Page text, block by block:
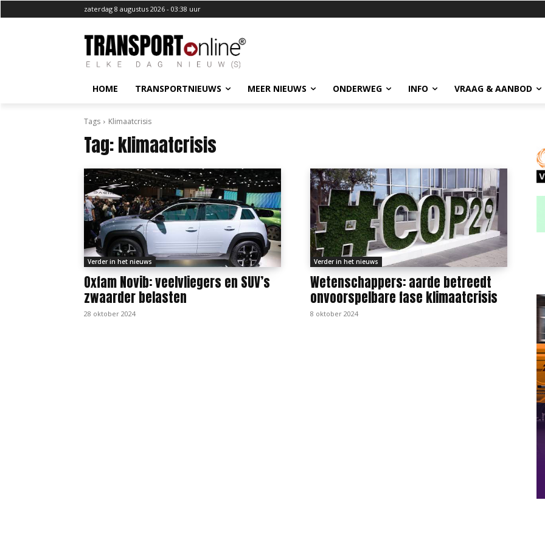
zaterdag 8 augustus 2026 - 03:38 uur
HOME TRANSPORTNIEUWS MEER NIEUWS ONDERWEG INFO VRAAG & AANBOD
Tags Klimaatcrisis
Tag:klimaatcrisis
Verder in het nieuws
Oxfam Novib: veelvliegers en SUV’s
zwaarder belasten
28 oktober 2024
Verder in het nieuws
Wetenschappers: aarde betreedt
onvoorspelbare fase klimaatcrisis
8 oktober 2024